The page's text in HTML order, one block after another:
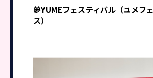
夢YUMEフェスティバル（ユメフェ
ス）